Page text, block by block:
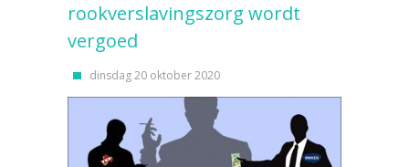
rookverslavingszorg wordt
vergoed
dinsdag 20 oktober 2020